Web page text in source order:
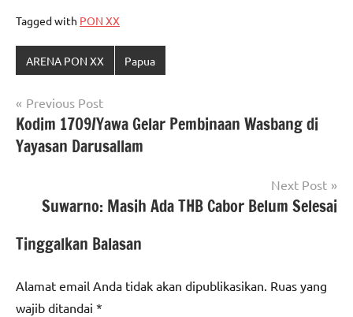
Tagged with PON XX
ARENA PON XX Papua
Navigasi
pos
Previous Post
Kodim 1709/Yawa Gelar Pembinaan Wasbang di
Yayasan Darusallam
Next Post
Suwarno: Masih Ada THB Cabor Belum Selesai
Tinggalkan Balasan
Alamat email Anda tidak akan dipublikasikan. Ruas yang
wajib ditandai *